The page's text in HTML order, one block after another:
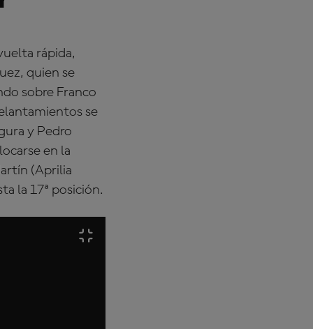
rápida,
quien se
sobre Franco
se
y Pedro
en la
(Aprilia
la 17ª posición.